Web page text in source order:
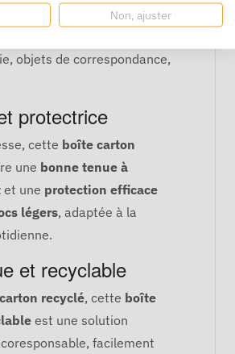
électroniques fins (étuis,
objets de correspondance,
protectrice
cette boîte carton
une bonne tenue à
et une protection efficace
légers, adaptée à la
et recyclable
carton recyclé, cette boîte
est une solution
facilement
Non, ajuster